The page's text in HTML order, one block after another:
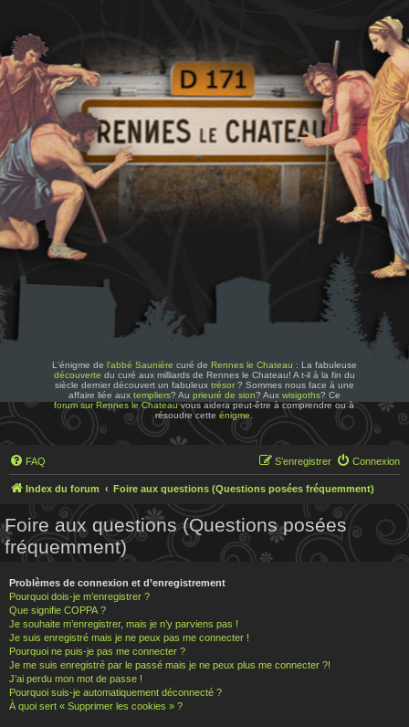
L'énigme de l'abbé Saunière curé de Rennes le Chateau : La fabuleuse
découverte du curé aux milliards de Rennes le Chateau! A t-il à la fin du
siècle dernier découvert un fabuleux trésor? Sommes nous face à une
affaire liée aux templiers? Au prieuré de sion? Aux wisigoths? Ce
forum sur Rennes le Chateauvous aidera peut-être à comprendre ou à
résoudre cetteénigme
FAQ Connexion
S’enregistrer
Index du forum Foire aux questions (Questions posées fréquemment)
Foire aux questions (Questions posées
fréquemment)
Problèmes de connexion et d’enregistrement
Pourquoi dois-je m’enregistrer ?
Que signifie COPPA ?
Je souhaite m’enregistrer, mais je n’y parviens pas !
Je suis enregistré mais je ne peux pas me connecter !
Pourquoi ne puis-je pas me connecter ?
Je me suis enregistré par le passé mais je ne peux plus me connecter ?!
J’ai perdu mon mot de passe !
Pourquoi suis-je automatiquement déconnecté ?
À quoi sert « Supprimer les cookies » ?